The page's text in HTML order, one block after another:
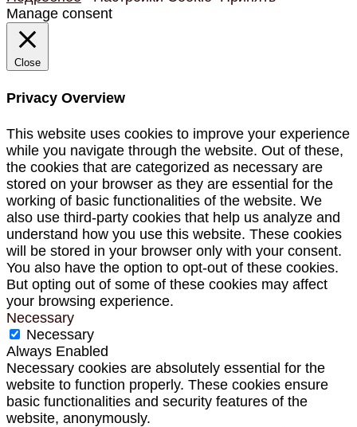
Manage consent
Close
Privacy Overview
This website uses cookies to improve your experience
while you navigate through the website. Out of these,
the cookies that are categorized as necessary are
stored on your browser as they are essential for the
working of basic functionalities of the website. We
also use third-party cookies that help us analyze and
understand how you use this website. These cookies
will be stored in your browser only with your consent.
You also have the option to opt-out of these cookies.
But opting out of some of these cookies may affect
your browsing experience.
Necessary
Necessary
Always Enabled
Necessary cookies are absolutely essential for the
website to function properly. These cookies ensure
basic functionalities and security features of the
website, anonymously.